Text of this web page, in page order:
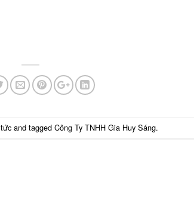
and taggedCông Ty TNHH Gia Huy Sáng.